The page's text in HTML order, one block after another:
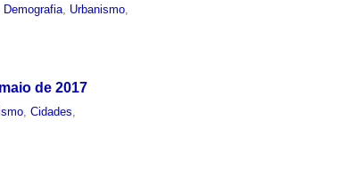
Demografia Urbanismo
de 2017
,Cidades,